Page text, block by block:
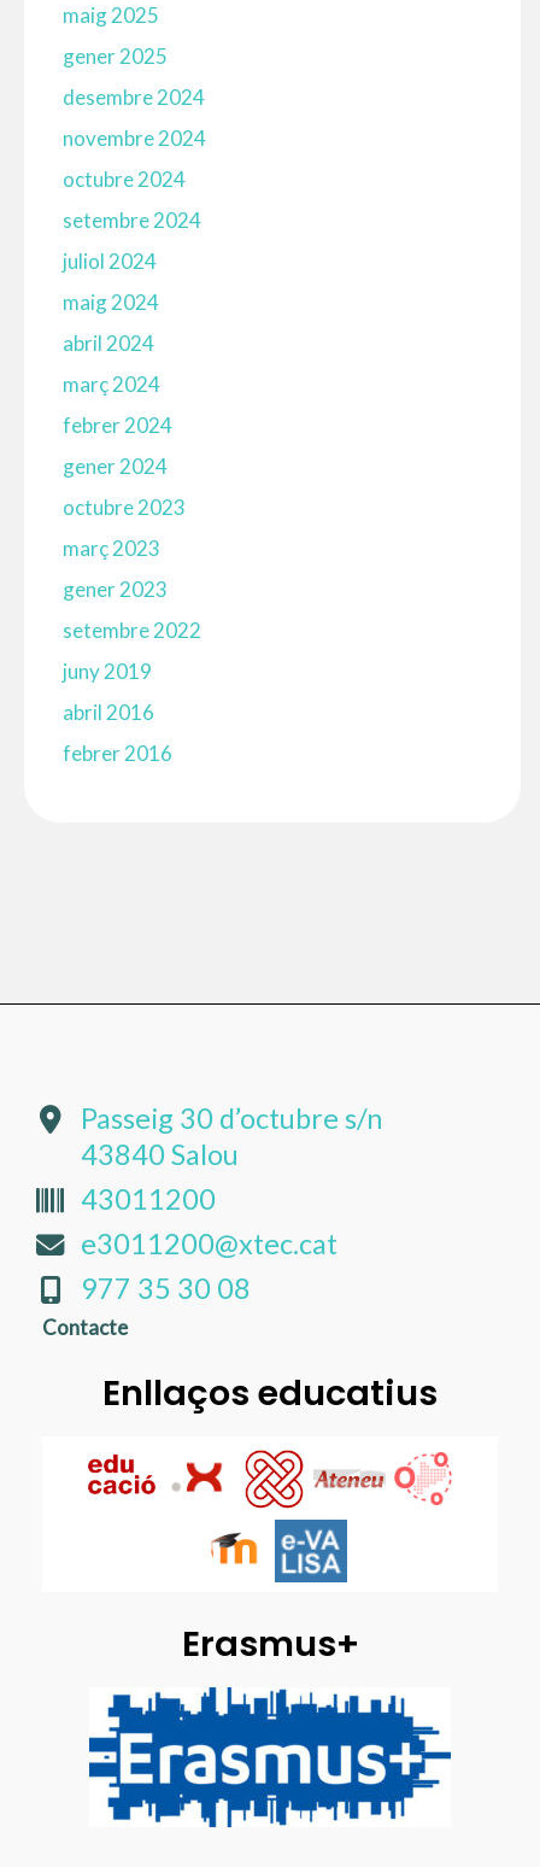
maig 2025
gener 2025
desembre 2024
novembre 2024
octubre 2024
setembre 2024
juliol 2024
maig 2024
abril 2024
març 2024
febrer 2024
gener 2024
octubre 2023
març 2023
gener 2023
setembre 2022
juny 2019
abril 2016
febrer 2016
Passeig 30 d’octubre s/n
43840 Salou
43011200
e3011200@xtec.cat
977 35 30 08
Contacte
Enllaços educatius
Erasmus+